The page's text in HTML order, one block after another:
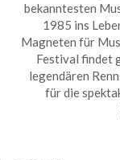
bekanntesten
1985 ins
Magneten für
Festival findet
legendären
für die